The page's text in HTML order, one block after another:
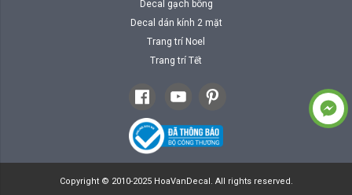
Decal gạch bông
Decal dán kính 2 mặt
Trang trí Noel
Trang trí Tết
Copyright © 2010-2025 HoaVanDecal. All rights reserved.